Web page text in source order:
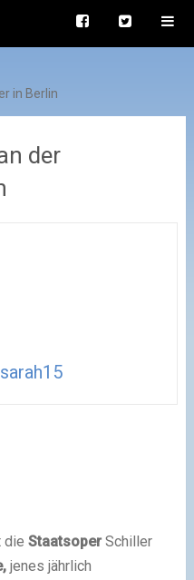
in Berlin
der
die StaatsoperSchiller
jenes jährlich